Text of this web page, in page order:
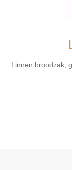
Linnen broodzak,